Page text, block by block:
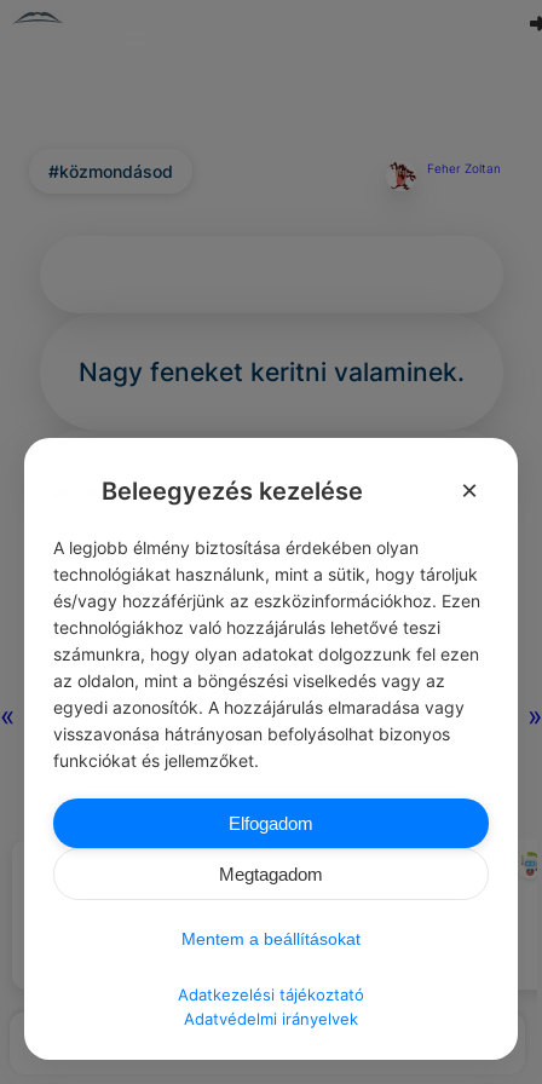
« »
#közmondásod Feher Zoltan
Nagy feneket keritni valaminek.
Nincs még hozzászólás.
#IDÉZETEK MEGBOCSÁTÁS
Ne ítéld el mások gyöngeségét,
hiszen már tudod, hogy ember
megbocsát. A szeretet:
CHATGPT
Ne szárítsd a ruháidat mások
Beleegyezés kezelése ×
A legjobb élmény biztosítása érdekében olyan
technológiákat használunk, mint a sütik, hogy tároljuk
és/vagy hozzáférjünk az eszközinformációkhoz. Ezen
technológiákhoz való hozzájárulás lehetővé teszi
számunkra, hogy olyan adatokat dolgozzunk fel ezen
az oldalon, mint a böngészési viselkedés vagy az
egyedi azonosítók. A hozzájárulás elmaradása vagy
visszavonása hátrányosan befolyásolhat bizonyos
funkciókat és jellemzőket.
Elfogadom
Megtagadom
Mentem a beállításokat
Adatkezelési tájékoztató
Adatvédelmi irányelvek